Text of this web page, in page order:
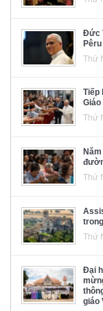
Đức
Pêru
Thứ
Tiếp
Giáo
Thứ
Thứ
Thứ
Đại
giáo